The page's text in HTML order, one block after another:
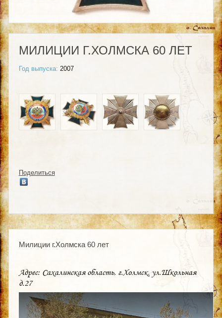
МИЛИЦИИ Г.ХОЛМСКА 60 ЛЕТ
Год выпуска: 2007
Поделиться
Милиции г.Холмска 60 лет
Адрес: Сахалинская область, г.Холмск, ул.Школьная
д.27